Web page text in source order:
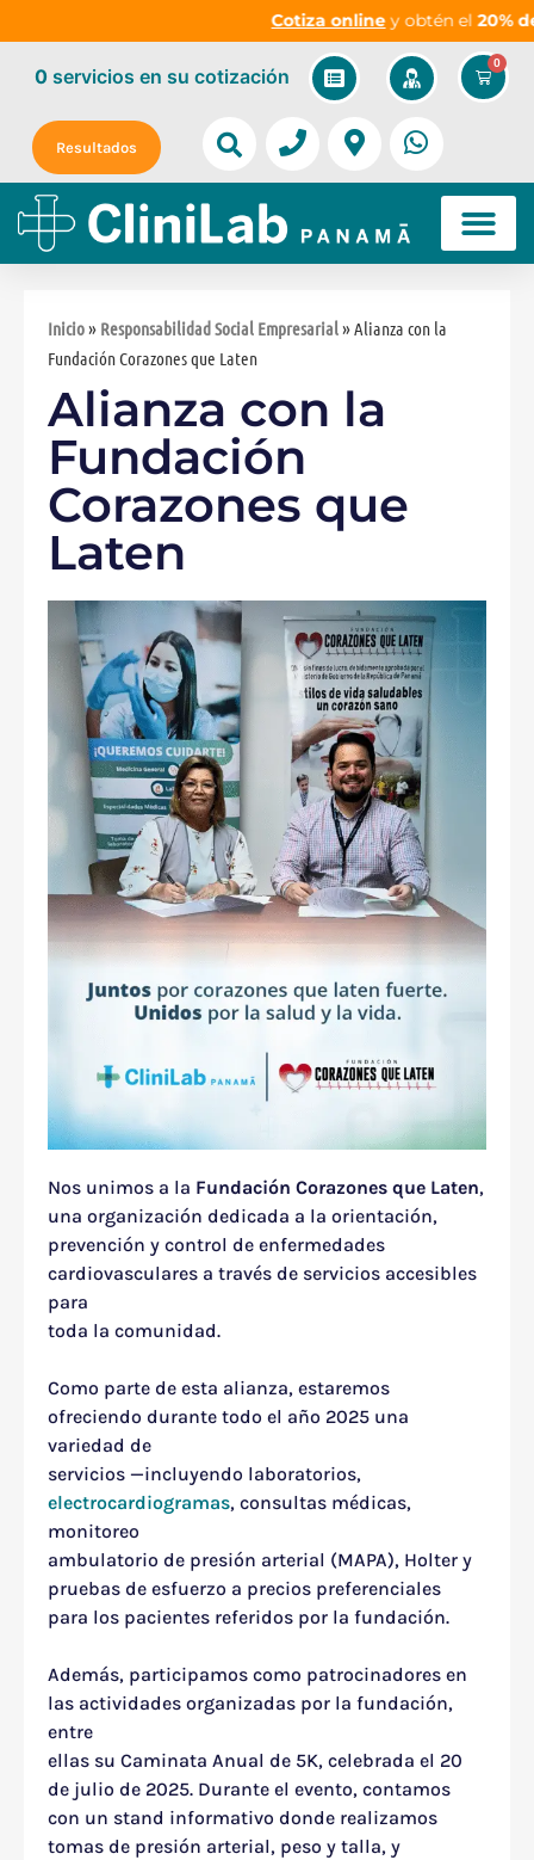
Cotiza onliney obtén el20% de
0
0servicios en su cotización
Resultados
Inicio» Responsabilidad Social Empresarial» Alianza con la
Fundación Corazones que Laten
Alianza con la
Fundación
Corazones que
Laten
Nos unimos a la Fundación Corazones que Laten,
una organización dedicada a la orientación,
prevención y control de enfermedades
cardiovasculares a través de servicios accesibles
para
toda la comunidad.
Como parte de esta alianza, estaremos
ofreciendo durante todo el año 2025 una
variedad de
servicios —incluyendo laboratorios,
electrocardiogramas, consultas médicas,
monitoreo
ambulatorio de presión arterial (MAPA), Holter y
pruebas de esfuerzo a precios preferenciales
para los pacientes referidos por la fundación.
Además, participamos como patrocinadores en
las actividades organizadas por la fundación,
entre
ellas su Caminata Anual de 5K, celebrada el 20
de julio de 2025. Durante el evento, contamos
con un stand informativo donde realizamos
tomas de presión arterial, peso y talla, y